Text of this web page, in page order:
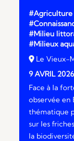
#Agriculture
#Milieu
#Milieux
Le Vieux-
9 AVRIL 2026
Face à la
observée en
thématique
sur les
la